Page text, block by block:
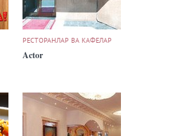
РЕСТОРАНЛАР ВА КАФЕЛАР
Actor